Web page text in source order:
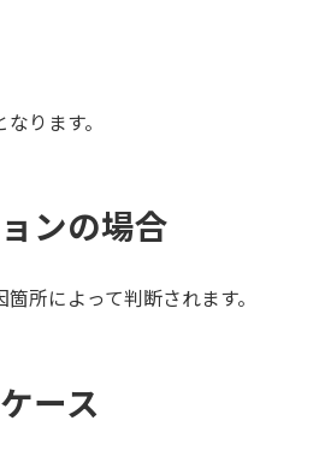
ります。
ンの場合
所によって判断されます。
ース